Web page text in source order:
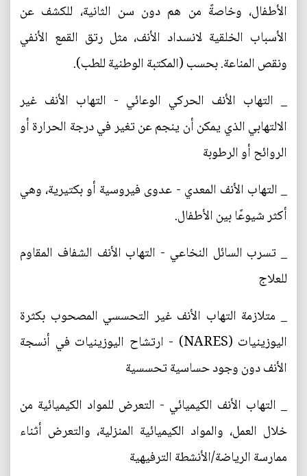
الأطفال، وخاصةً من هم دون سن الثانية، للكشف عن
الأسباب الخلقية لانسداد الأنف، مثل رتق القمع الأنفي
ونقص المناعة. بحسب (المكتبة الوطنية للطب).
_ التهاب الأنف الحركي الوعائي - التهاب الأنف غير
الالتهابي الذي يمكن أن ينجم عن تغير في درجة الحرارة أو
الروائح أو الرطوبة
_ التهاب الأنف المعدي - عدوى فيروسية أو بكتيرية، وهي
أكثر شيوعًا بين الأطفال.
_ تسرب السائل النخاعي - التهاب الأنف الشفاف المقاوم
للعلاج
_ متلازمة التهاب الأنف غير التحسسي المصحوب بكثرة
اليوزينيات (NARES) - ارتشاح اليوزينيات في أنسجة
الأنف دون وجود حساسية تحسسية
_ التهاب الأنف الكيميائي - التعرض للمواد الكيميائية من
خلال العمل، والمواد الكيميائية المنزلية، والتعرض أثناء
ممارسة الرياضة/الأنشطة الترفيهية